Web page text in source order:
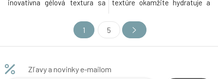
inovatívna gélová textura sa
hmlu, ktorá rozjasňuje pleť a
podporuje fixáciu make-upu.
Poskytuje okamžitú hydratáciu
aplikáciu a prirodzený vzhľad.
textúre okamžite hydratuje a
žiariacu. Jemná melónová
vôňa spríjemní každú aplikáciu
a dodáva pocit komfortu počas
1 5
Zľavy a novinky e-mailom